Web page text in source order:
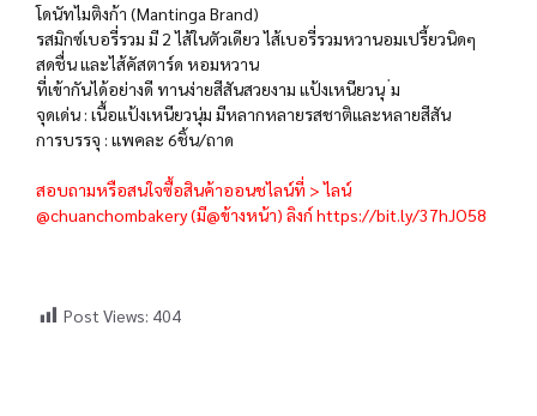
โดนัทไมติงก้า (Mantinga Brand)
รสมิกซ์เบอรี่รวม มี 2 ไส้ในตัวเดียว ไส้เบอรี่รวมหวานอมเปรี้ยวนิดๆ
สดชื่น และไส้คัสตาร์ด หอมหวาน
ที่เข้ากันได้อย่างดี ทานง่ายสีสันสวยงาม แป้งเหนียวนุ ่ม
จุดเด่น : เนื้อแป้งเหนียวนุ่ม มีหลากหลายรสชาติและหลายสีสัน
การบรรจุ : แพคละ 6ชิ้น/ถาด
สอบถามหรือสนใจซื้อสินค้าออนชไลน์ที่ > ไลน์
@chuanchombakery (มี@ข้างหน้า) ลิงก์https://bit.ly/37hJO58
Post Views: 404